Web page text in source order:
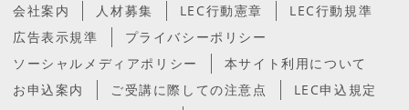
会社案内 人材募集 LEC行動憲章
LEC行動規準
広告表示規準
プライバシーポリシー
ソーシャルメディアポリシー
本サイト利用について
お申込案内
ご受講に際しての注意点
LEC申込規定